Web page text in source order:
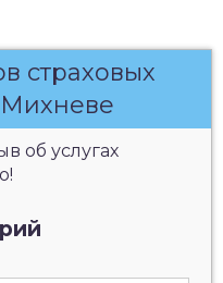
страховых
об услугах